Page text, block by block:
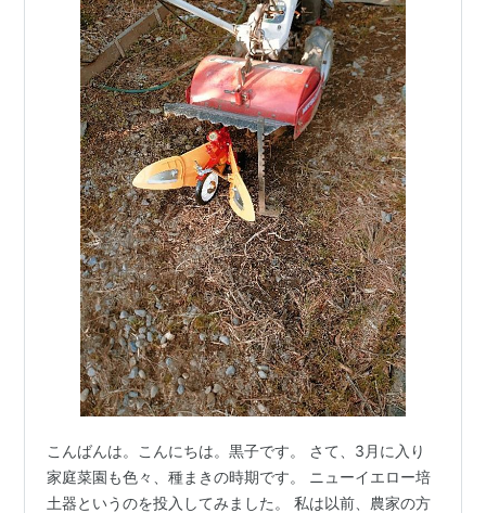
こんばんは。こんにちは。黒子です。 さて、3月に入り
家庭菜園も色々、種まきの時期です。 ニューイエロー培
土器というのを投入してみました。 私は以前、農家の方